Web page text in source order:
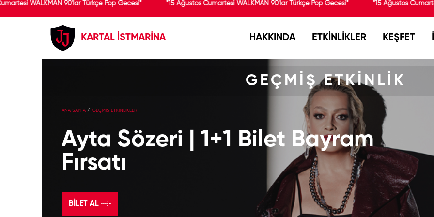
WALKMAN 90'lar Türkçe Pop Gecesi* *15 Ağustos Cumartesi WALKMAN 90'lar Türkçe Pop Gecesi* *15 Ağustos
KARTAL İSTMARİNA HAKKINDA ETKİNLİKLER KEŞFET
GEÇMİŞ ETKİNLİK
ANA SAYFA GEÇMİŞ ETKİNLİKLER
Ayta Sözeri | 1+1 Bilet Bayram
Fırsatı
BILET AL